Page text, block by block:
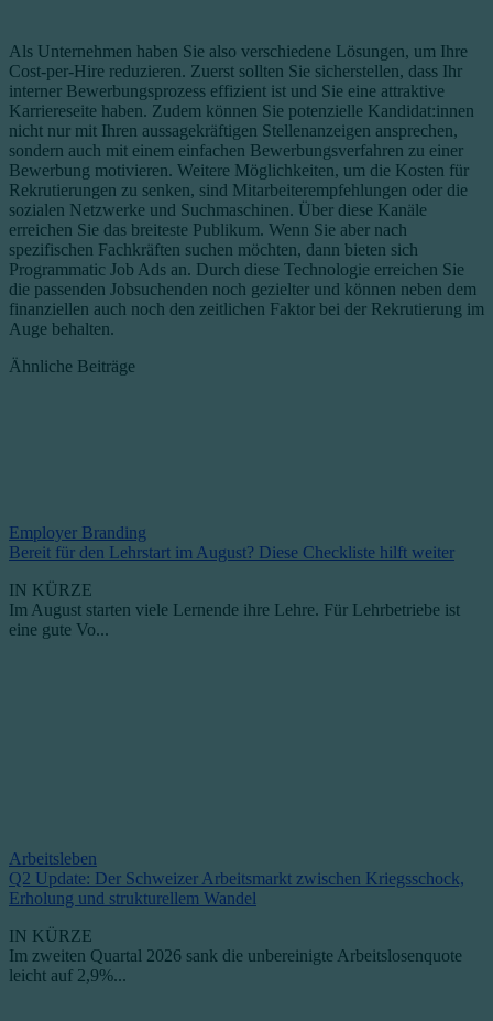
Als Unternehmen haben Sie also verschiedene Lösungen, um Ihre
Cost-per-Hire reduzieren. Zuerst sollten Sie sicherstellen, dass Ihr
interner Bewerbungsprozess effizient ist und Sie eine attraktive
Karriereseite haben. Zudem können Sie potenzielle Kandidat:innen
nicht nur mit Ihren aussagekräftigen Stellenanzeigen ansprechen,
sondern auch mit einem einfachen Bewerbungsverfahren zu einer
Bewerbung motivieren. Weitere Möglichkeiten, um die Kosten für
Rekrutierungen zu senken, sind Mitarbeiterempfehlungen oder die
sozialen Netzwerke und Suchmaschinen. Über diese Kanäle
erreichen Sie das breiteste Publikum. Wenn Sie aber nach
spezifischen Fachkräften suchen möchten, dann bieten sich
Programmatic Job Ads an. Durch diese Technologie erreichen Sie
die passenden Jobsuchenden noch gezielter und können neben dem
finanziellen auch noch den zeitlichen Faktor bei der Rekrutierung im
Auge behalten.
Ähnliche Beiträge
Employer Branding
Bereit für den Lehrstart im August? Diese Checkliste hilft weiter
IN KÜRZE
Im August starten viele Lernende ihre Lehre. Für Lehrbetriebe ist
eine gute Vo...
Arbeitsleben
Q2 Update: Der Schweizer Arbeitsmarkt zwischen Kriegsschock,
Erholung und strukturellem Wandel
IN KÜRZE
Im zweiten Quartal 2026 sank die unbereinigte Arbeitslosenquote
leicht auf 2,9%...